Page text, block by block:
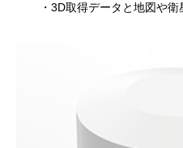
・3D取得データと地図や